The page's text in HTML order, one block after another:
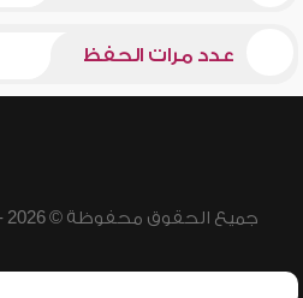
عدد مرات الحفظ
جميع الحقوق محفوظة © 2026 - 1998 لشبكة إسلام ويب